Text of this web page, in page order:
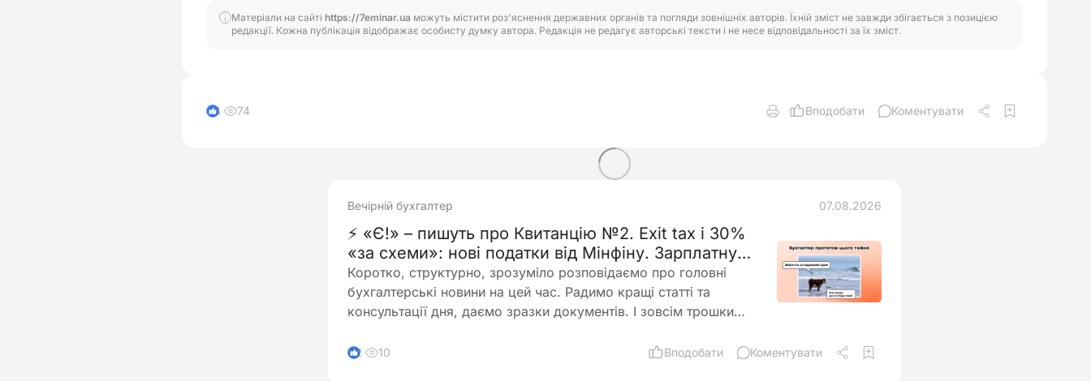
Матеріали на сайті https://7eminar.ua можуть містити роз'яснення державних органів та погляди зовнішніх авторів. Їхній зміст не завжди збігається з позицією
редакції. Кожна публікація відображає особисту думку автора. Редакція не редагує авторські тексти і не несе відповідальності за їх зміст.
4 74 Вподобати Коментувати
Вечірній бухгалтер 07.08.2026
⚡ «Є!» – пишуть про Квитанцію №2. Exit tax і 30%
«за схеми»: нові податки від Мінфіну. Зарплатну
реформу готують до фіналу. Лікарняні перепишуть.
Штрафи бухгалтерам – теж. 🙋‍♀️ Вечірній бухгалтер
від 07.08.2026
Коротко, структурно, зрозуміло розповідаємо про головні
бухгалтерські новини на цей час. Радимо кращі статті та
консультації дня, даємо зразки документів. І зовсім трошки
2 10 Вподобати Коментувати